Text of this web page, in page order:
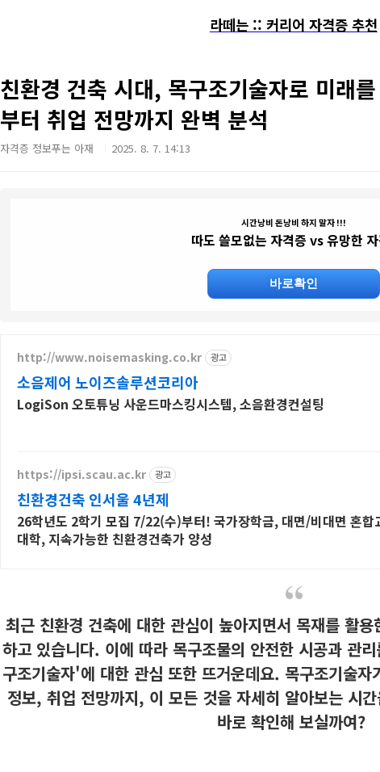
라떼는 :: 커리어 자격증 추천
친환경 건축 시대, 목구조기술자로 미래
부터 취업 전망까지 완벽 분석
자격증 정보푸는 아재 2025. 8. 7. 14:13
시간낭비 돈낭비 하지 말자 !!!
따도 쓸모없는 자격증 vs 유망한
바로확인
http://www.noisemasking.co.kr 광고
소음제어 노이즈솔루션코리아
LogiSon 오토튜닝 사운드마스킹시스템, 소음환경컨설팅
https://ipsi.scau.ac.kr 광고
친환경건축 인서울 4년제
26학년도 2학기 모집 7/22(수)부터! 국가장학금, 대면/비대면 혼합
대학, 지속가능한 친환경건축가 양성
최근 친환경 건축에 대한 관심이 높아지면서 목재를 활
하고 있습니다. 이에 따라 목구조물의 안전한 시공과 관
구조기술자'에 대한 관심 또한 뜨거운데요. 목구조기술
정보, 취업 전망까지, 이 모든 것을 자세히 알아보는 시
바로 확인해 보실까여?